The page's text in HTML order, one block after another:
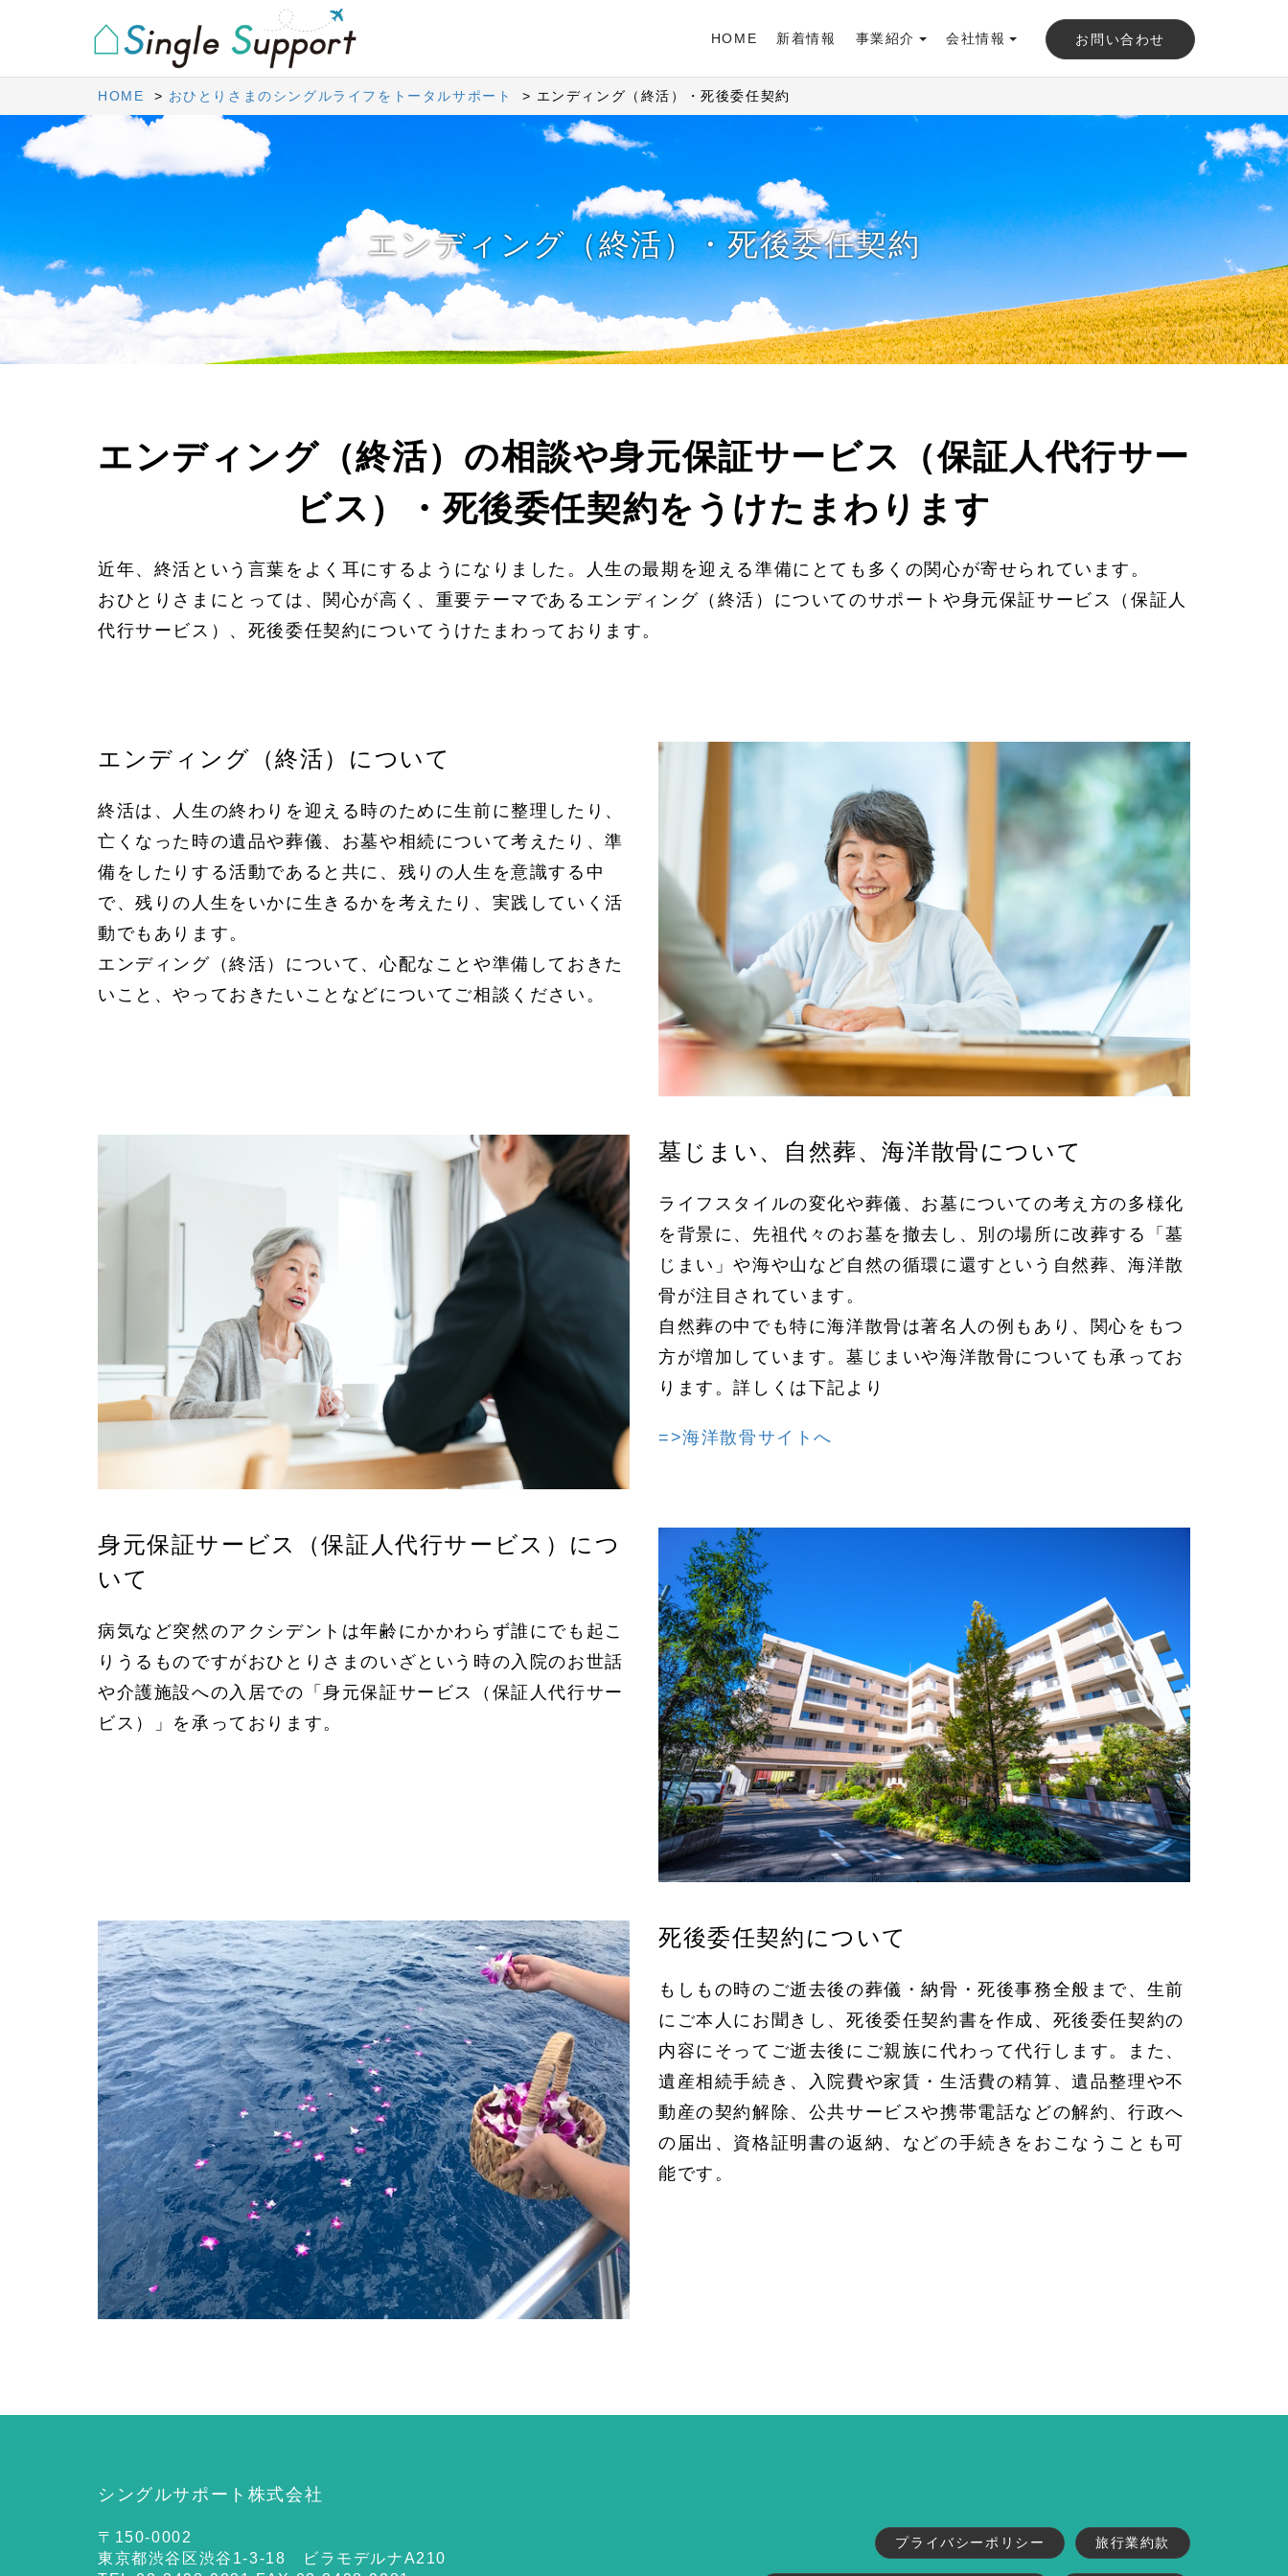
HOME 新着情報 事業紹介 会社情報 お問い合わせ
HOME おひとりさまのシングルライフをトータルサポート エンディング（終活）・死後委任契約
エンディング（終活）・死後委任契約
エンディング（終活）の相談や身元保証サービス（保証人代行サー
ビス）・死後委任契約をうけたまわります
近年、終活という言葉をよく耳にするようになりました。人生の最期を迎える準備にとても多くの関心が寄せられています。
おひとりさまにとっては、関心が高く、重要テーマであるエンディング（終活）についてのサポートや身元保証サービス（保証人
代行サービス）、死後委任契約についてうけたまわっております。
エンディング（終活）について
終活は、人生の終わりを迎える時のために生前に整理したり、
亡くなった時の遺品や葬儀、お墓や相続について考えたり、準
備をしたりする活動であると共に、残りの人生を意識する中
で、残りの人生をいかに生きるかを考えたり、実践していく活
動でもあります。
エンディング（終活）について、心配なことや準備しておきた
いこと、やっておきたいことなどについてご相談ください。
墓じまい、自然葬、海洋散骨について
ライフスタイルの変化や葬儀、お墓についての考え方の多様化
を背景に、先祖代々のお墓を撤去し、別の場所に改葬する「墓
じまい」や海や山など自然の循環に還すという自然葬、海洋散
骨が注目されています。
自然葬の中でも特に海洋散骨は著名人の例もあり、関心をもつ
方が増加しています。墓じまいや海洋散骨についても承ってお
ります。詳しくは下記より
=>海洋散骨サイトへ
身元保証サービス（保証人代行サービス）につ
いて
病気など突然のアクシデントは年齢にかかわらず誰にでも起こ
りうるものですがおひとりさまのいざという時の入院のお世話
や介護施設への入居での「身元保証サービス（保証人代行サー
ビス）」を承っております。
死後委任契約について
もしもの時のご逝去後の葬儀・納骨・死後事務全般まで、生前
にご本人にお聞きし、死後委任契約書を作成、死後委任契約の
内容にそってご逝去後にご親族に代わって代行します。また、
遺産相続手続き、入院費や家賃・生活費の精算、遺品整理や不
動産の契約解除、公共サービスや携帯電話などの解約、行政へ
の届出、資格証明書の返納、などの手続きをおこなうことも可
能です。
シングルサポート株式会社
〒150-0002
東京都渋谷区渋谷1-3-18 ビラモデルナA210
プライバシーポリシー 旅行業約款